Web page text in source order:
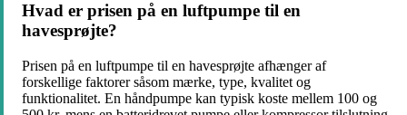
Hvad er prisen på en luftpumpe til en
havesprøjte?
Prisen på en luftpumpe til en havesprøjte afhænger af
forskellige faktorer såsom mærke, type, kvalitet og
funktionalitet. En håndpumpe kan typisk koste mellem 100 og